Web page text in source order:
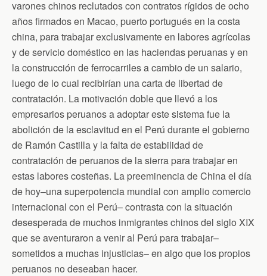
varones chinos reclutados con contratos rígidos de ocho
años firmados en Macao, puerto portugués en la costa
china, para trabajar exclusivamente en labores agrícolas
y de servicio doméstico en las haciendas peruanas y en
la construcción de ferrocarriles a cambio de un salario,
luego de lo cual recibirían una carta de libertad de
contratación. La motivación doble que llevó a los
empresarios peruanos a adoptar este sistema fue la
abolición de la esclavitud en el Perú durante el gobierno
de Ramón Castilla y la falta de estabilidad de
contratación de peruanos de la sierra para trabajar en
estas labores costeñas. La preeminencia de China el día
de hoy–una superpotencia mundial con amplio comercio
internacional con el Perú– contrasta con la situación
desesperada de muchos inmigrantes chinos del siglo XIX
que se aventuraron a venir al Perú para trabajar–
sometidos a muchas injusticias– en algo que los propios
peruanos no deseaban hacer.